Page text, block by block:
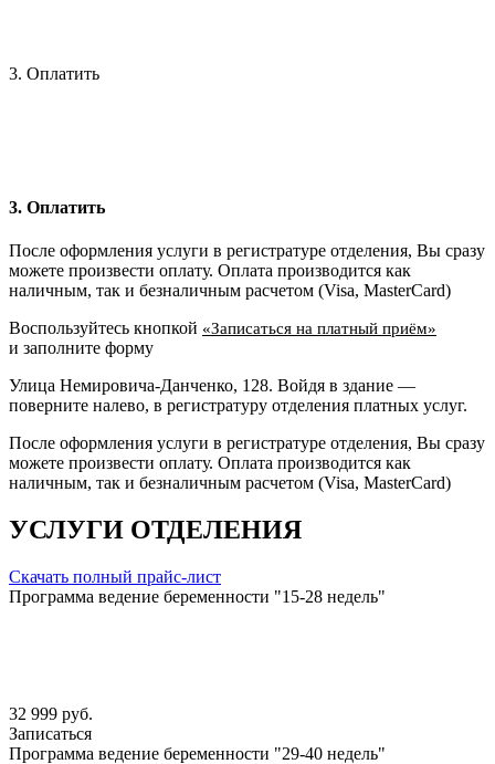
3. Оплатить
3. Оплатить
После оформления услуги в регистратуре отделения, Вы сразу
можете произвести оплату. Оплата производится как
наличным, так и безналичным расчетом (Visa, MasterCard)
Воспользуйтесь кнопкой «Записаться на платный приём»
и заполните форму
Улица Немировича-Данченко, 128. Войдя в здание —
поверните налево, в регистратуру отделения платных услуг.
После оформления услуги в регистратуре отделения, Вы сразу
можете произвести оплату. Оплата производится как
наличным, так и безналичным расчетом (Visa, MasterCard)
УСЛУГИ ОТДЕЛЕНИЯ
Скачать полный прайс-лист
Программа ведение беременности "15-28 недель"
32 999 руб.
Записаться
Программа ведение беременности "29-40 недель"